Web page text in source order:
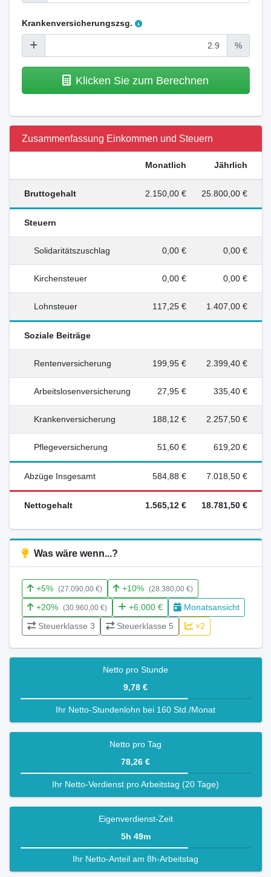
Krankenversicherungszsg.
%
Klicken Sie zum Berechnen
Zusammenfassung Einkommen und Steuern
Monatlich Jährlich
Bruttogehalt 2.150,00 € 25.800,00 €
Steuern
Solidaritätszuschlag 0,00 € 0,00 €
Kirchensteuer 0,00 € 0,00 €
Lohnsteuer 117,25 € 1.407,00 €
Soziale Beiträge
Rentenversicherung 199,95 € 2.399,40 €
Arbeitslosenversicherung 27,95 € 335,40 €
Krankenversicherung 188,12 € 2.257,50 €
Pflegeversicherung 51,60 € 619,20 €
Abzüge Insgesamt 584,88 € 7.018,50 €
Nettogehalt 1.565,12 € 18.781,50 €
Was wäre wenn...?
+5% (27.090,00 €) +10% (28.380,00 €)
+20% (30.960,00 €) +6.000 €
Monatsansicht
Steuerklasse 3
Steuerklasse 5 ×2
Netto pro Stunde
9,78 €
Ihr Netto-Stundenlohn bei 160 Std./Monat
Netto pro Tag
78,26 €
Ihr Netto-Verdienst pro Arbeitstag (20 Tage)
Eigenverdienst-Zeit
5h 49m
Ihr Netto-Anteil am 8h-Arbeitstag